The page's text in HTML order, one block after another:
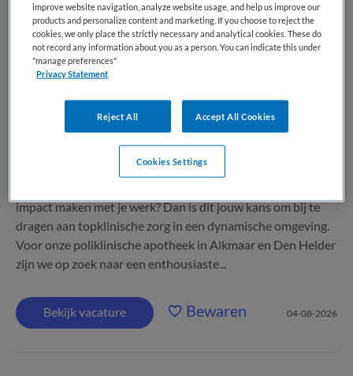
Apothekersassistent politheek
Noordwest Ziekenhuisgroep,Alkmaar
Niet nader bepaald
impact maken met je werk? Dan is dit jouw kans om bij te
dragen aan topklinische zorg in een dynamische omgeving.
Voor onze poliklinische apotheek in Alkmaar en Den Helder
zijn we op zoek naar een enthousiaste...
Bekijk vacature Bewaren 04-08-2026
improve website navigation, analyze website usage, and help us improve our
products and personalize content and marketing. If you choose to reject the
cookies, we only place the strictly necessary and analytical cookies. These do
not record any information about you as a person. You can indicate this under
"manage preferences"
Privacy Statement
Reject All Accept All Cookies
Cookies Settings